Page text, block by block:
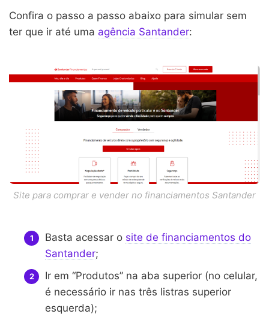
Confira o passo a passo abaixo para simular sem
ter que ir até uma agência Santander:
Site para comprar e vender no financiamentos Santander
Basta acessar o site de financiamentos do
Santander;
Ir em “Produtos” na aba superior (no celular,
é necessário ir nas três listras superior
esquerda);